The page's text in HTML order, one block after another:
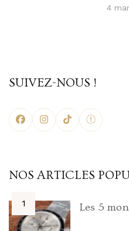
4
SUIVEZ-NOUS !
NOS ARTICLES
Les 5